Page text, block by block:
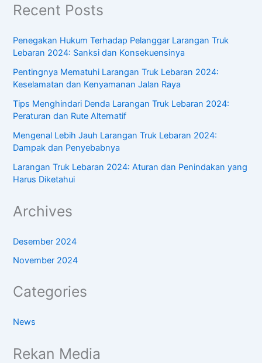
Recent Posts
Penegakan Hukum Terhadap Pelanggar Larangan Truk
Lebaran 2024: Sanksi dan Konsekuensinya
Pentingnya Mematuhi Larangan Truk Lebaran 2024:
Keselamatan dan Kenyamanan Jalan Raya
Tips Menghindari Denda Larangan Truk Lebaran 2024:
Peraturan dan Rute Alternatif
Mengenal Lebih Jauh Larangan Truk Lebaran 2024:
Dampak dan Penyebabnya
Larangan Truk Lebaran 2024: Aturan dan Penindakan yang
Harus Diketahui
Archives
Desember 2024
November 2024
Categories
News
Rekan Media